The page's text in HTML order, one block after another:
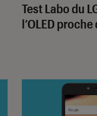
Test Labo du
l’OLED